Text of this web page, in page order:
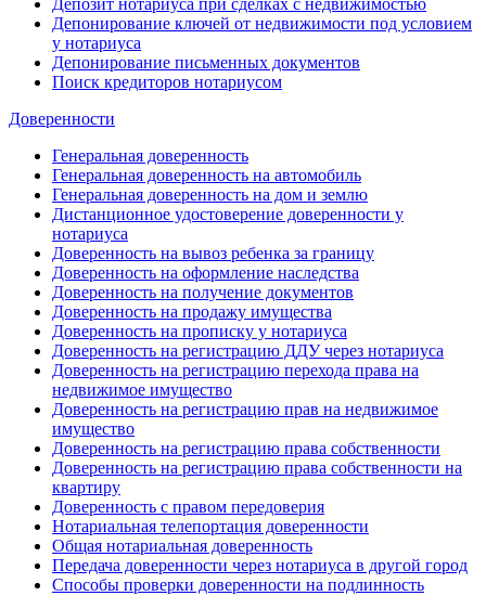
Депозит нотариуса при сделках с недвижимостью
Депонирование ключей от недвижимости под условием
у нотариуса
Депонирование письменных документов
Поиск кредиторов нотариусом
Доверенности
Генеральная доверенность
Генеральная доверенность на автомобиль
Генеральная доверенность на дом и землю
Дистанционное удостоверение доверенности у
нотариуса
Доверенность на вывоз ребенка за границу
Доверенность на оформление наследства
Доверенность на получение документов
Доверенность на продажу имущества
Доверенность на прописку у нотариуса
Доверенность на регистрацию ДДУ через нотариуса
Доверенность на регистрацию перехода права на
недвижимое имущество
Доверенность на регистрацию прав на недвижимое
имущество
Доверенность на регистрацию права собственности
Доверенность на регистрацию права собственности на
квартиру
Доверенность с правом передоверия
Нотариальная телепортация доверенности
Общая нотариальная доверенность
Передача доверенности через нотариуса в другой город
Способы проверки доверенности на подлинность